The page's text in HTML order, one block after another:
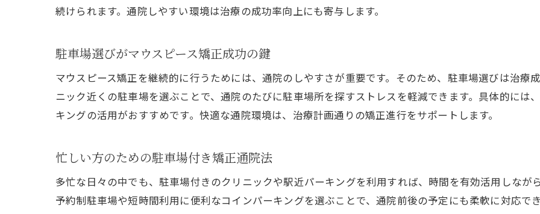
マウスピース矯正が快適な通院を実現する理由
岡山駅周辺で賢く矯正治療を続ける秘訣
目立ちにくいマウスピース矯正が選ばれる理由
マウスピース矯正が人気の理由に迫る
岡山で選ばれる矯正治療の新常識を解説
マウスピース矯正は美容意識にもぴったり
続けられます。通院しやすい環境は治療の成功率向上にも寄与します。
駐車場選びがマウスピース矯正成功の鍵
マウスピース矯正を継続的に行うためには、通院のしやすさが重要です。そのため、駐車場選びは治療
ニック近くの駐車場を選ぶことで、通院のたびに駐車場所を探すストレスを軽減できます。具体的には
キングの活用がおすすめです。快適な通院環境は、治療計画通りの矯正進行をサポートします。
忙しい方のための駐車場付き矯正通院法
多忙な日々の中でも、駐車場付きのクリニックや駅近パーキングを利用すれば、時間を有効活用しなが
予約制駐車場や短時間利用に便利なコインパーキングを選ぶことで、通院前後の予定にも柔軟に対応で